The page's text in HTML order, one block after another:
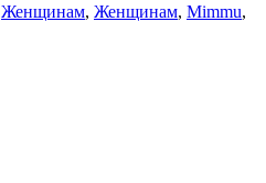
Женщинам, Женщинам, Mimmu,